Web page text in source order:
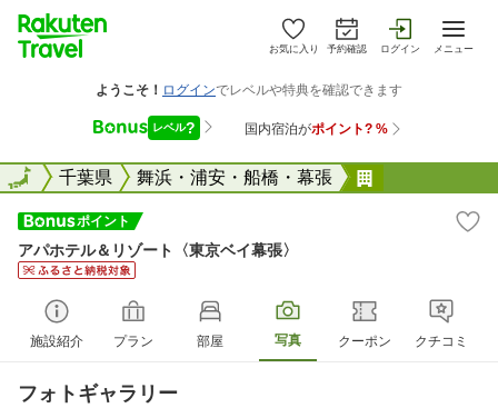
お気に入り 予約確認 ログイン メニュー
全国千葉県 舞浜・浦安・船橋・幕張
全国
アパホテル＆リゾート〈東京ベイ幕張〉
施設紹介 プラン 部屋 写真 クーポン クチコミ
フォトギャラリー